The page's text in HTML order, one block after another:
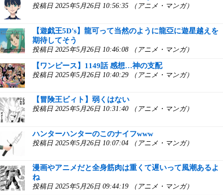
投稿日 2025年5月26日 10:56:35 （アニメ・マンガ）
【遊戯王5D's】龍可って当然のように龍亞に遊星越えを
期待してそう
投稿日 2025年5月26日 10:46:08 （アニメ・マンガ）
【ワンピース】1149話 感想…神の支配
投稿日 2025年5月26日 10:40:29 （アニメ・マンガ）
【冒険王ビィト】弱くはない
投稿日 2025年5月26日 10:31:40 （アニメ・マンガ）
ハンターハンターのこのナイフwww
投稿日 2025年5月26日 10:07:04 （アニメ・マンガ）
漫画やアニメだと全身筋肉は重くて遅いって風潮あるよ
ね
投稿日 2025年5月26日 09:44:19 （アニメ・マンガ）